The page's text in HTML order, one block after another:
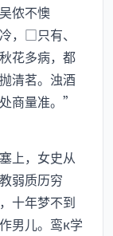
侬不懊
，□只有、
花多病，都
清茗。浊酒
商量准。”
上，女史从
弱质历穷
十年梦不到
男儿。鸾к学